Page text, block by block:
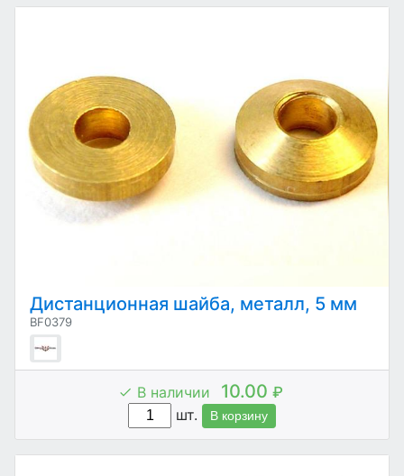
Дистанционная шайба, металл, 5 мм
BF0379
В наличии 10.00 ₽
шт.
В корзину